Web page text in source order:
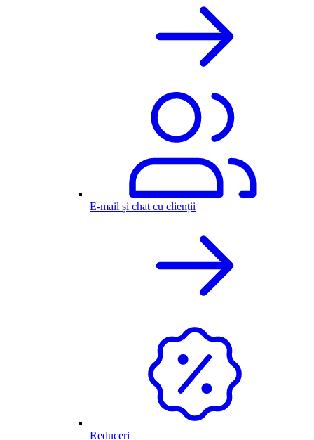
E-mail și chat cu clienții
Reduceri